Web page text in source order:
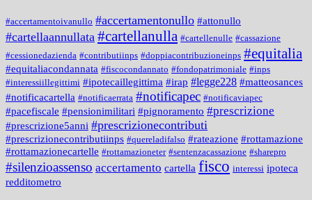
#accertamentoivanullo #accertamentonullo #attonullo
#cartellaannullata #cartellanulla #cartellenulle #cassazione
#cessionedazienda #contributiinps #doppiacontribuzioneinps #equitalia
#equitaliacondannata #fiscocondannato #fondopatrimoniale #inps
#interessiillegittimi #ipotecaillegittima #irap #legge228 #matteosances
#notificacartella #notificaerrata #notificapec #notificaviapec
#pacefiscale #pensionimilitari #pignoramento #prescrizione
#prescrizione5anni #prescrizionecontributi
#prescrizionecontributiinps #quereladifalso #rateazione #rottamazione
#rottamazionecartelle #rottamazioneter #sentenzacassazione #sharepro
#silenzioassenso accertamento cartella fisco interessi ipoteca
redditometro